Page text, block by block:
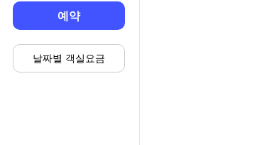
예약
날짜별 객실요금